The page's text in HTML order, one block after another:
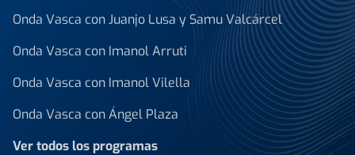
Onda Vasca con Juanjo Lusa y Samu Valcárcel
Onda Vasca con Imanol Arruti
Onda Vasca con Imanol Vilella
Onda Vasca con Ángel Plaza
Ver todos los programas